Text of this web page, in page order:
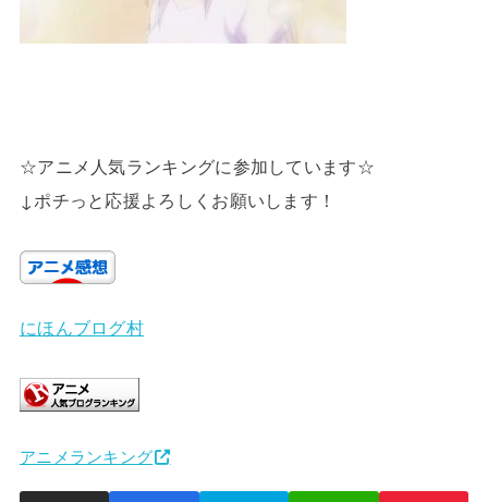
☆アニメ人気ランキングに参加しています☆
↓ポチっと応援よろしくお願いします！
にほんブログ村
アニメランキング